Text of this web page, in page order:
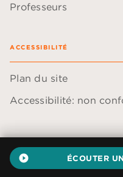
play_circle_filled ÉCOUTER
Professeurs
ACCESSIBILITÉ
Plan du site
Accessibilité: non
Données personnelles